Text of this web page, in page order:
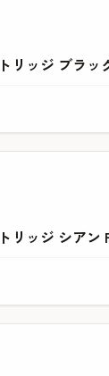
リッジ ブラッ
リッジ シアン